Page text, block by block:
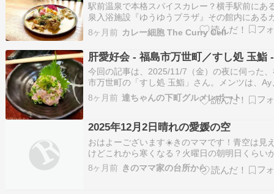
駅前温泉で本格スパイスカレー？横手駅前にあ
泉入浴施設『ゆうゆうプラザ』その館内にある
ェのカレーが評判なんです。『カフェ ジータ
店』本店は湯沢にありますがそちらは焙煎所が
ン。カレーを提供しているのは横手店のみにな
す。四季を感じる庭園を眺めるカウンター席が
敵。…
8ヶ月前 カレー細胞 The Curry Cell
肝愛好会 - 福島市万世町／すし処 玉鮨 -
今回の記事は、2025/11/7（金）の夜に伺った
市万世町の「すし処 玉鮨」さん。メンツは、Ay
分の2名です。福島での在宅業務で週末金曜日
が早く終われば街へ飲みに出るルーティーン。
も予約が取れた。玉鮨は人気なので…
8ヶ月前 達ちゃんの下町グルメレポート
2025年12月2日晴れの愛媛の空
おはよーございます☀️きのママです！青空は見
けどこれから寒くなる？火曜日の朝明日くらい
は最高気温も一桁予報本当？このままずっと寒
はかなわんですまだ山は秋の気配なのにねぇ今
8ヶ月前 きのママ家の台所から